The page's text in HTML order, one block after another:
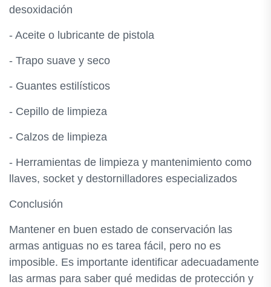
desoxidación
- Aceite o lubricante de pistola
- Trapo suave y seco
- Guantes estilísticos
- Cepillo de limpieza
- Calzos de limpieza
- Herramientas de limpieza y mantenimiento como
llaves, socket y destornilladores especializados
Conclusión
Mantener en buen estado de conservación las
armas antiguas no es tarea fácil, pero no es
imposible. Es importante identificar adecuadamente
las armas para saber qué medidas de protección y